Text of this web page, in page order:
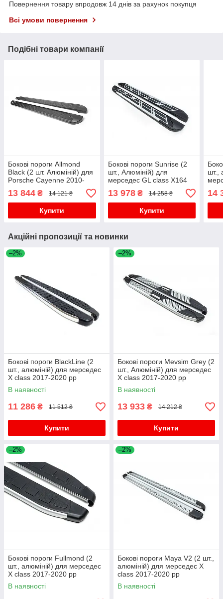
Повернення товару впродовж 14 днів за рахунок покупця
Всі умови повернення
Подібні товари компанії
Бокові пороги Allmond
Black (2 шт. Алюміній) для
Porsche Cayenne 2010-
2017 рр
13 844 ₴ 14 121 ₴
Купити
Бокові пороги Sunrise (2
шт., Алюміній) для
мерседес GL сlass X164
2006-2012 рр
13 978₴ 14 258 ₴
Купити
шт.,
14
Акційні пропозиції та новинки
–2%
Бокові пороги BlackLine (2
шт., алюміній) для мерседес
X class 2017-2020 рр
В наявності
11 286 ₴ 11 512 ₴
Купити
–2%
Бокові пороги Mevsim Grey (2
шт., Алюміній) для мерседес
X class 2017-2020 рр
В наявності
13 933 ₴ 14 212 ₴
Купити
–2%
Бокові пороги Fullmond (2
шт., алюміній) для мерседес
X class 2017-2020 рр
В наявності
–2%
Бокові пороги Maya V2 (2 шт.,
алюміній) для мерседес X
class 2017-2020 рр
В наявності